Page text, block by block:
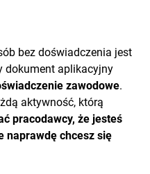
bez doświadczenia jest
dokument aplikacyjny
zawodowe.
aktywność, którą
pracodawcy, że jesteś
naprawdę chcesz się